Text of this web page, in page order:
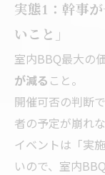
実態1：幹事
いこと」
室内BBQ最大の
が減る こと。
開催可否の判断
者の予定が崩れな
イベントは「実
いので、室内